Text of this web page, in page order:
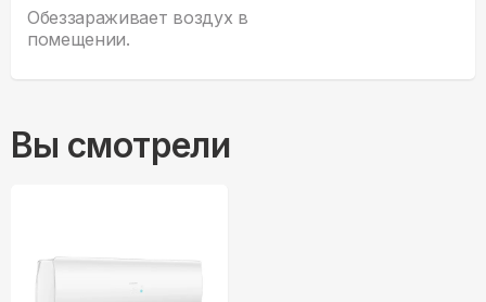
Обеззараживает воздух в
помещении.
Вы смотрели